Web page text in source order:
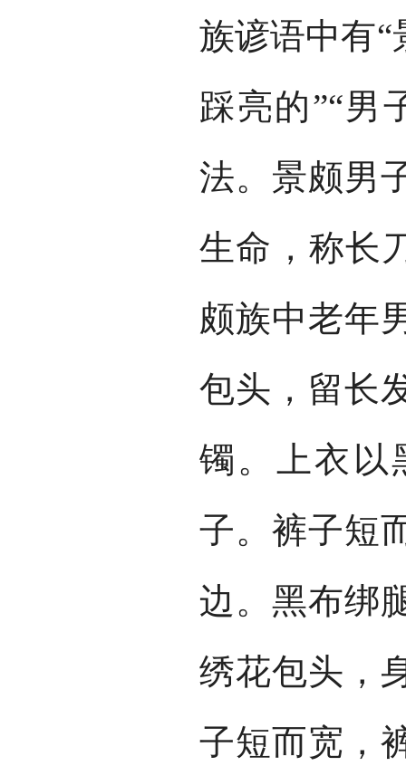
族谚语中有
踩亮的”“男
法。景颇男
生命，称长
颇族中老年
包头，留长
镯。上衣以
子。裤子短
边。黑布绑
绣花包头，
子短而宽，